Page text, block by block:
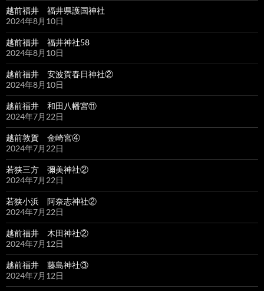
越前福井 福井県護国神社
2024年8月10日
越前福井 福井神社58
2024年8月10日
越前福井 安波賀春日神社②
2024年8月10日
越前福井 和田八幡宮⑪
2024年7月22日
越前敦賀 金崎宮④
2024年7月22日
若狭三方 彌美神社②
2024年7月22日
若狭小浜 阿奈志神社②
2024年7月22日
越前福井 木田神社②
2024年7月12日
越前福井 藤島神社③
2024年7月12日